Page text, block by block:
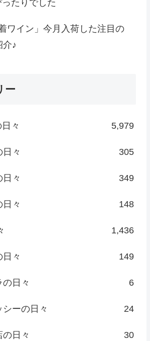
ったりでした
ワイン」今月入荷した注目の
介♪
ー
々 5,979
日々 305
々 349
日々 148
1,436
日々 149
日々 6
ーの日々 24
日々 30